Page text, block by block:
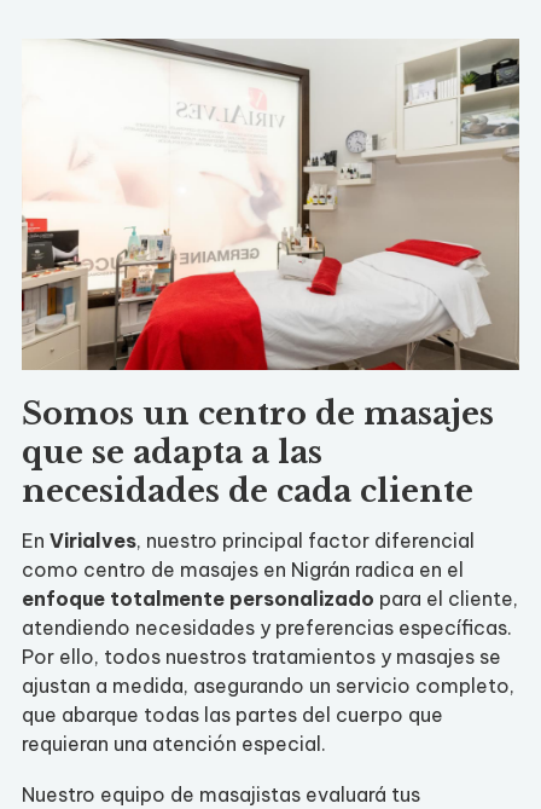
Somos un centro de masajes
que se adapta a las
necesidades de cada cliente
En Virialves, nuestro principal factor diferencial
como centro de masajes en Nigrán radica en el
enfoque totalmente personalizado para el cliente,
atendiendo necesidades y preferencias específicas.
Por ello, todos nuestros tratamientos y masajes se
ajustan a medida, asegurando un servicio completo,
que abarque todas las partes del cuerpo que
requieran una atención especial.
Nuestro equipo de masajistas evaluará tus